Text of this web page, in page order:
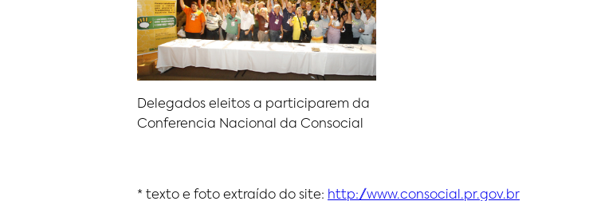
Delegados eleitos a participarem da
Conferencia Nacional da Consocial
* texto e foto extraído do site: http://www.consocial.pr.gov.br